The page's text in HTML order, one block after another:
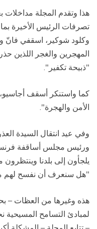
هذا وتقدم المجلة
تصرفات الرئيس الأخيرة
وكلود شوكير، اسقفي فانّ
المهجرين والغجر اللذين
"ذبيحة تكفير".
كما واستنكر أسقف
الأمن والهجرة".
وفي عيد انتقال السيدة
ورئيس مجلس أساقفة
يلجأون إلى بلدنا
"هل سنعرف أن نفسح لهم
هذه وغيرها من العظات –
لمبادئ التسامح المسيحية